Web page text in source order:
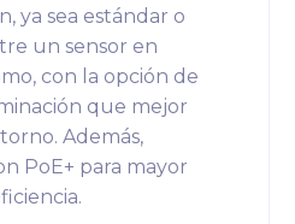
ya sea estándar o
un sensor en
con la opción de
que mejor
Además,
PoE+ para mayor